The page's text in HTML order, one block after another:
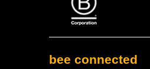
bee connected